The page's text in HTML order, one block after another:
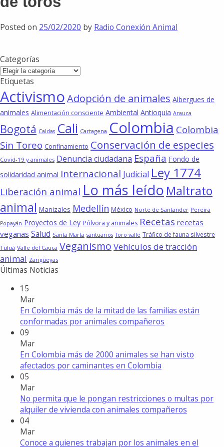
Posted on 25/02/2020 by Radio Conexión Animal
Categorías
Categorías
Etiquetas
ActivismoAdopción de animales Albergues de
animales Alimentación consciente Ambiental Antioquia Arauca
Bogotá Caldas Cali Cartagena Colombia Colombia
Sin Toreo Confinamiento Conservación de especies
Covid-19 y animales Denuncia ciudadana España Fondo de
solidaridad animal Internacional Judicial Ley 1774
Liberación animal Lo más leído Maltrato
animal Manizales Medellín México Norte de Santander Pereira
Popayán Proyectos de Ley Pólvora y animales Recetas recetas
veganas Salud Santa Marta santuarios Toro valle Tráfico de fauna silvestre
Tuluá Valle del Cauca Veganismo Vehículos de tracción
animal Zarigüeyas
Últimas Noticias
15
Mar
En Colombia más de la mitad de las familias están
conformadas por animales compañeros
09
Mar
En Colombia más de 2000 animales se han visto
afectados por caminantes en Colombia
05
Mar
No permita que le pongan restricciones o multas por
alquiler de vivienda con animales compañeros
04
Mar
Conoce a quienes trabajan por los animales en el